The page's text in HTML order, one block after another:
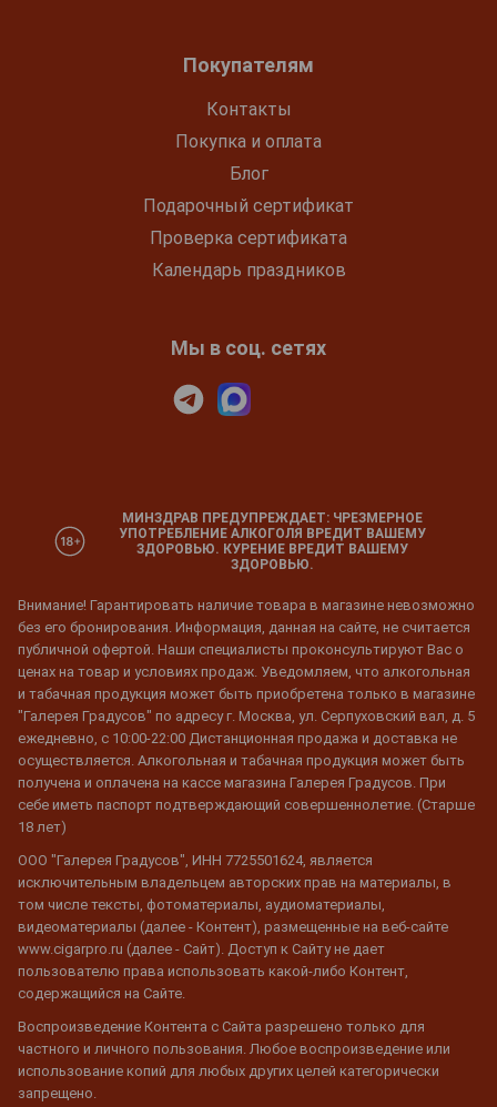
Покупателям
Контакты
Покупка и оплата
Блог
Подарочный сертификат
Проверка сертификата
Календарь праздников
Мы в соц. сетях
МИНЗДРАВ ПРЕДУПРЕЖДАЕТ: ЧРЕЗМЕРНОЕ
УПОТРЕБЛЕНИЕ АЛКОГОЛЯ ВРЕДИТ ВАШЕМУ
ЗДОРОВЬЮ. КУРЕНИЕ ВРЕДИТ ВАШЕМУ
ЗДОРОВЬЮ.
Внимание! Гарантировать наличие товара в магазине невозможно
без его бронирования. Информация, данная на сайте, не считается
публичной офертой. Наши специалисты проконсультируют Вас о
ценах на товар и условиях продаж. Уведомляем, что алкогольная
и табачная продукция может быть приобретена только в магазине
"Галерея Градусов" по адресу г. Москва, ул. Серпуховский вал, д. 5
ежедневно, с 10:00-22:00 Дистанционная продажа и доставка не
осуществляется. Алкогольная и табачная продукция может быть
получена и оплачена на кассе магазина Галерея Градусов. При
себе иметь паспорт подтверждающий совершеннолетие. (Старше
18 лет)
ООО "Галерея Градусов", ИНН 7725501624, является
исключительным владельцем авторских прав на материалы, в
том числе тексты, фотоматериалы, аудиоматериалы,
видеоматериалы (далее - Контент), размещенные на веб-сайте
www.cigarpro.ru (далее - Сайт). Доступ к Сайту не дает
пользователю права использовать какой-либо Контент,
содержащийся на Сайте.
Воспроизведение Контента с Сайта разрешено только для
частного и личного пользования. Любое воспроизведение или
использование копий для любых других целей категорически
запрещено.